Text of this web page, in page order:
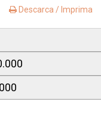
Descarca / Imprima